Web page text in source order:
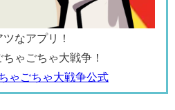
なアプリ！
ゃごちゃ大戦争！
ゃごちゃ大戦争公式